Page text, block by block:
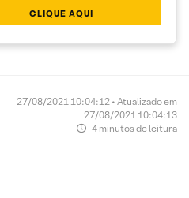
CLIQUE AQUI
27/08/2021 10:04:12 • Atualizado em
27/08/2021 10:04:13
4 minutos de leitura